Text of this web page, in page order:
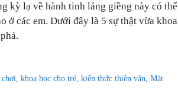
kỳ lạ về hành tinh láng giềng này có thể
ở các em. Dưới đây là 5 sự thật vừa khoa
chơi,khoa học cho trẻ,kiến thức thiên văn,Mặt